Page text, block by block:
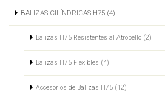
BALIZAS CILÍNDRICAS H75 (4)
Balizas H75 Resistentes al Atropello (2)
Balizas H75 Flexibles (4)
Accesorios de Balizas H75 (12)